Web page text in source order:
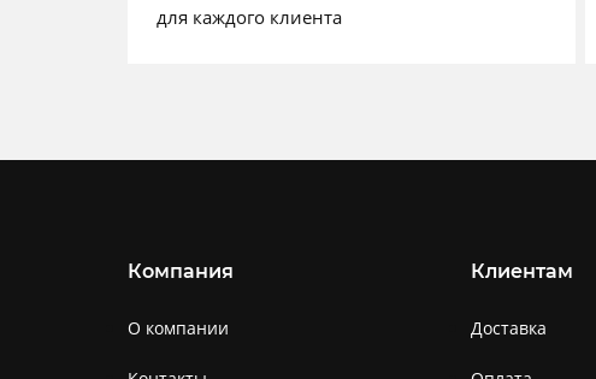
для каждого клиента
Компания
О компании
Клиентам
Доставка